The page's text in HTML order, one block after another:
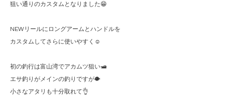
狙い通りのカスタムとなりました😁
NEWリールにロングアームとハンドルを
カスタムしてさらに使いやすく☺️
初の釣行は富山湾でアカムツ狙い🛥️
エサ釣りがメインの釣りですが🐡
小さなアタリも十分取れて👌